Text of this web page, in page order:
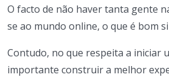
O facto de não haver tanta gente
se ao mundo online, o que é bom
Contudo, no que respeita a iniciar
importante construir a melhor